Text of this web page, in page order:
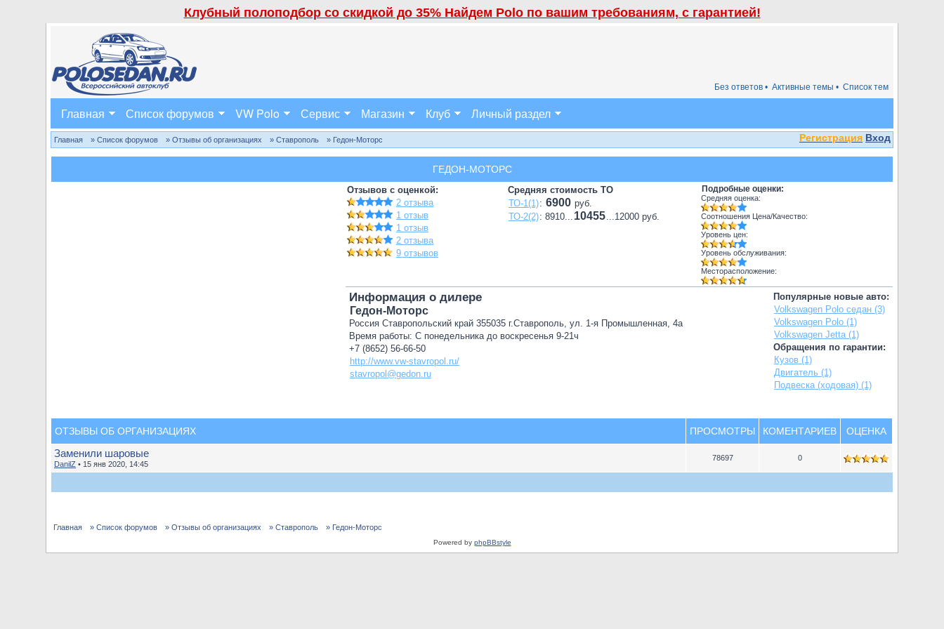
Клубный полоподбор со скидкой до 35% Найдем Polo по вашим требованиям, с гарантией!
Список тем
Активные темы •
Без ответов •
Главная Список форумов VW Polo Сервис Магазин Клуб Личный раздел
Регистрация Вход
Главная » Список форумов » Отзывы об организациях » Ставрополь » Гедон-Моторс
ГЕДОН-МОТОРС
Отзывов с оценкой:
2 отзыва
1 отзыв
1 отзыв
2 отзыва
9 отзывов
Средняя стоимость ТО
ТО-1(1): 6900 руб.
ТО-2(2): 8910... 10455...12000 руб.
Подробные оценки:
Средняя оценка:
Соотношения Цена/Качество:
Уровень цен:
Уровень обслуживания:
Месторасположение:
Популярные новые авто:
Volkswagen Polo седан (3)
Volkswagen Polo (1)
Volkswagen Jetta (1)
Обращения по гарантии:
Кузов (1)
Двигатель (1)
Подвеска (ходовая) (1)
Информация о дилере
Гедон-Моторс
Россия Ставропольский край 355035 г.Ставрополь, ул. 1-я Промышленная, 4а
Время работы: С понедельника до воскресенья 9-21ч
+7 (8652) 56-66-50
http://www.vw-stavropol.ru/
stavropol@gedon.ru
ОТЗЫВЫ ОБ ОРГАНИЗАЦИЯХ ПРОСМОТРЫ КОМЕНТАРИЕВ ОЦЕНКА
Заменили шаровые
DanilZ • 15 янв 2020, 14:45
78697 0
Главная » Список форумов » Отзывы об организациях » Ставрополь » Гедон-Моторс
Powered by phpBBstyle